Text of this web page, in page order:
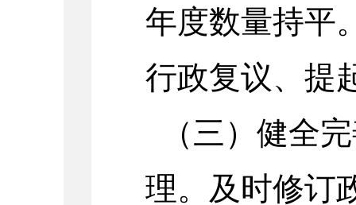
年度数量持平
行政复议、提
（三）健全
理。及时修订